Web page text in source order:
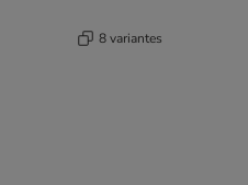
8 variantes